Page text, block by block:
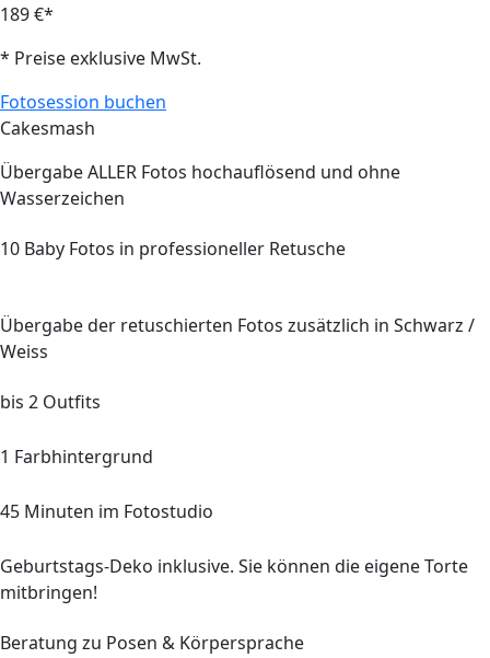
189 €*
* Preise exklusive MwSt.
Fotosession buchen
Cakesmash
ÜbergabeALLER Fotos hochauflösend und ohne
Wasserzeichen
10 Baby Fotos in professioneller Retusche
Übergabe der retuschierten Fotos zusätzlich in Schwarz /
Weiss
bis 2 Outfits
1 Farbhintergrund
45 Minuten im Fotostudio
Geburtstags-Deko inklusive. Sie können die eigene Torte
mitbringen!
Beratung zu Posen & Körpersprache